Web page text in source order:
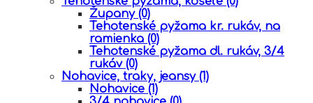
Župany (0)
Tehotenské pyžama kr. rukáv, na
ramienka (0)
Tehotenské pyžama dl. rukáv, 3/4
rukáv (0)
Nohavice, traky, jeansy (1)
Nohavice (1)